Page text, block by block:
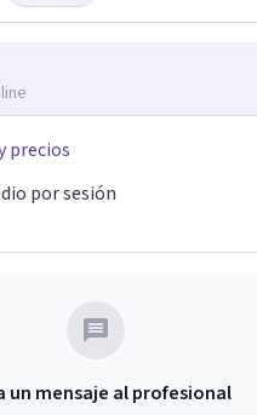
precios
por sesión
un mensaje al profesional